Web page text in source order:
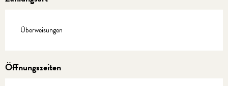
Überweisungen
Öffnungszeiten